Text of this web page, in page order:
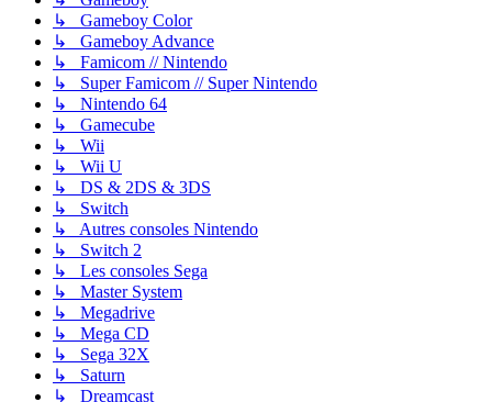
↳ Gameboy Color
↳ Gameboy Advance
↳ Famicom // Nintendo
↳ Super Famicom // Super Nintendo
↳ Nintendo 64
↳ Gamecube
↳ Wii
↳ Wii U
↳ DS & 2DS & 3DS
↳ Switch
↳ Autres consoles Nintendo
↳ Switch 2
↳ Les consoles Sega
↳ Master System
↳ Megadrive
↳ Mega CD
↳ Sega 32X
↳ Saturn
↳ Dreamcast